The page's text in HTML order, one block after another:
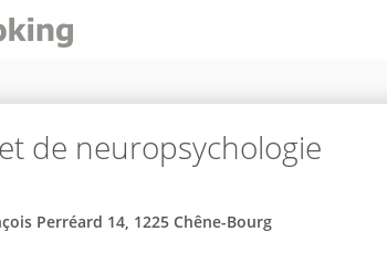
de neuropsychologie
Perréard 14, 1225 Chêne-Bourg